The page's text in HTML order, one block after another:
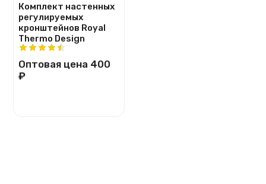
Комплект настенных
регулируемых
кронштейнов Royal
Thermo Design
Оптовая цена 400
₽